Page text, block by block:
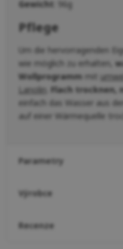
Gewicht : 96g
Pflege
Um die hervorragenden
wie möglich zu erhalten,
Wollprogramm mit
Lanolin Flach trocknen,
einfach das Wasser aus
auf einer Wärmequelle
Parametry
Výrobce
Recenze